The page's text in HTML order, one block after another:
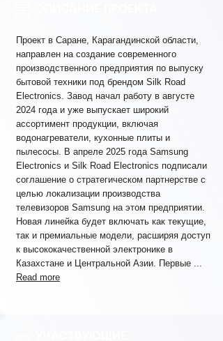
Проект в Саране, Карагандинской области,
направлен на создание современного
производственного предприятия по выпуску
бытовой техники под брендом Silk Road
Electronics. Завод начал работу в августе
2024 года и уже выпускает широкий
ассортимент продукции, включая
водонагреватели, кухонные плиты и
пылесосы. В апреле 2025 года Samsung
Electronics и Silk Road Electronics подписали
соглашение о стратегическом партнерстве с
целью локализации производства
телевизоров Samsung на этом предприятии.
Новая линейка будет включать как текущие,
так и премиальные модели, расширяя доступ
к высококачественной электронике в
Казахстане и Центральной Азии. Первые ...
Read more